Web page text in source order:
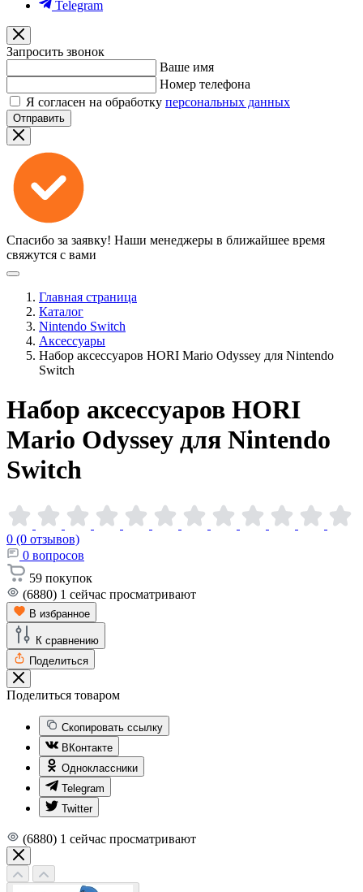
Telegram
Запросить звонок
Ваше имя
Номер телефона
Я согласен на обработку персональных данных
Отправить
Спасибо за заявку! Наши менеджеры в ближайшее время
свяжутся с вами
Главная страница
Каталог
Nintendo Switch
Аксессуары
Набор аксессуаров HORI Mario Odyssey для Nintendo
Switch
Набор аксессуаров HORI
Mario Odyssey для Nintendo
Switch
0 (0 отзывов)
0 вопросов
59 покупок
(6880) 1 сейчас просматривают
В избранное
К сравнению
Поделиться
Поделиться товаром
Скопировать ссылку
ВКонтакте
Одноклассники
Telegram
Twitter
(6880) 1 сейчас просматривают